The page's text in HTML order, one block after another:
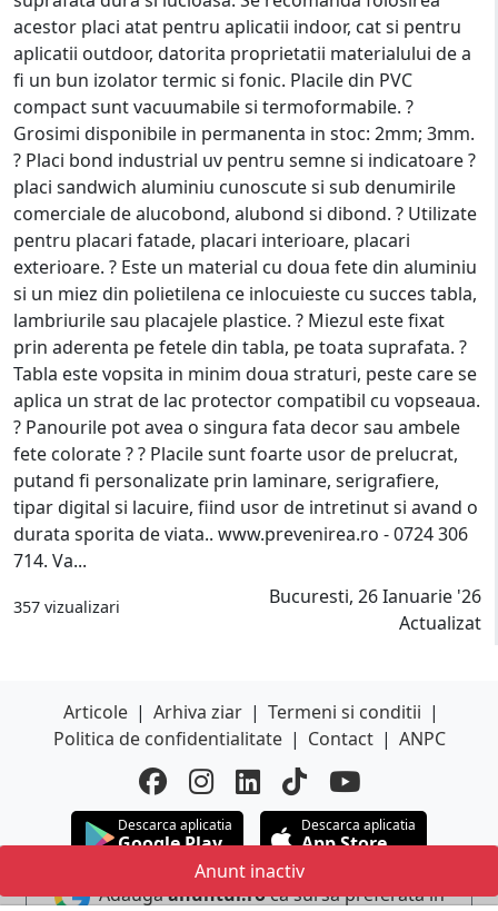
acestor placi atat pentru aplicatii indoor, cat si pentru
aplicatii outdoor, datorita proprietatii materialului de a
fi un bun izolator termic si fonic. Placile din PVC
compact sunt vacuumabile si termoformabile. ?
Grosimi disponibile in permanenta in stoc: 2mm; 3mm.
? Placi bond industrial uv pentru semne si indicatoare ?
placi sandwich aluminiu cunoscute si sub denumirile
comerciale de alucobond, alubond si dibond. ? Utilizate
pentru placari fatade, placari interioare, placari
exterioare. ? Este un material cu doua fete din aluminiu
si un miez din polietilena ce inlocuieste cu succes tabla,
lambriurile sau placajele plastice. ? Miezul este fixat
prin aderenta pe fetele din tabla, pe toata suprafata. ?
Tabla este vopsita in minim doua straturi, peste care se
aplica un strat de lac protector compatibil cu vopseaua.
? Panourile pot avea o singura fata decor sau ambele
fete colorate ? ? Placile sunt foarte usor de prelucrat,
putand fi personalizate prin laminare, serigrafiere,
tipar digital si lacuire, fiind usor de intretinut si avand o
durata sporita de viata.. www.prevenirea.ro - 0724 306
714. Va...
357 vizualizari
Bucuresti, 26 Ianuarie '26
Actualizat
Anunt inactiv
Articole | Arhiva ziar | Termeni si conditii |
Politica de confidentialitate | Contact | ANPC
Descarca aplicatia
Google Play
Descarca aplicatia
App Store
Adaugaanuntul.roca sursa preferata in